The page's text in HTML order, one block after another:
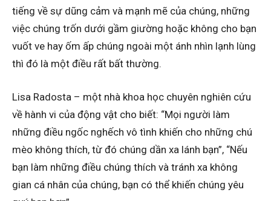
tiếng về sự dũng cảm và mạnh mẽ của chúng, những
việc chúng trốn dưới gầm giường hoặc không cho bạn
vuốt ve hay ốm ấp chúng ngoài một ánh nhìn lạnh lùng
thì đó là một điều rất bất thường.
Lisa Radosta – một nhà khoa học chuyên nghiên cứu
về hành vi của động vật cho biết: “Mọi người làm
những điều ngốc nghếch vô tình khiến cho những chú
mèo không thích, từ đó chúng dần xa lánh bạn”, “Nếu
bạn làm những điều chúng thích và tránh xa không
gian cá nhân của chúng, bạn có thể khiến chúng yêu